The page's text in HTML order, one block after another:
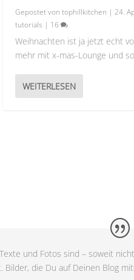
Gepostet von tophillkitchen | 24.
tutorials | 16
Weihnachten ist ja jetzt echt
mehr mit x-mas-Lounge und
WEITERLESEN
und Fotos sind – soweit
die Du auf Deinen Blog